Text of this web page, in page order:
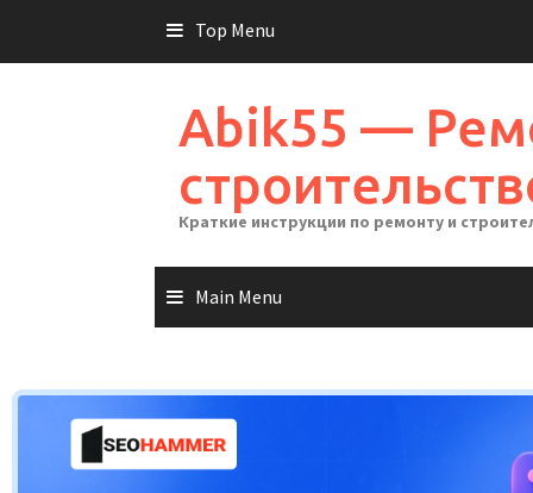
Top Menu
Abik55 —
Краткие инструкции по ремонту и
Main Menu